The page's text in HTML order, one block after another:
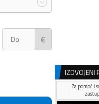
€
IZDVOJENI
Za pomoć i